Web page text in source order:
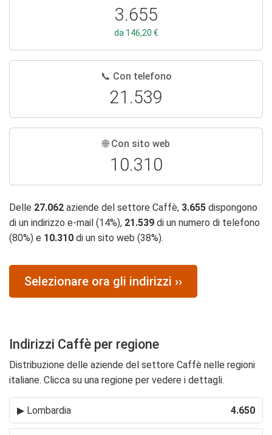
3.655
da 146,20 €
📞 Con telefono
21.539
🌐 Con sito web
10.310
Delle 27.062 aziende del settore Caffè, 3.655 dispongono
di un indirizzo e-mail (14%), 21.539 di un numero di telefono
(80%) e 10.310 di un sito web (38%).
Selezionare ora gli indirizzi ››
Indirizzi Caffè per regione
Distribuzione delle aziende del settore Caffè nelle regioni
italiane. Clicca su una regione per vedere i dettagli.
▶ Lombardia 4.650